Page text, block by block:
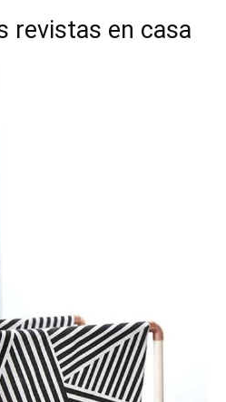
revistas en casa